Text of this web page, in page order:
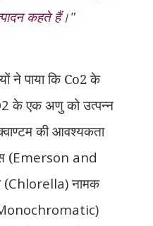
कहते हैं।"
ने पाया कि Co2 के
के एक अणु को उत्पन्न
की आवश्यकता
(Emerson and
(Chlorella)नामक